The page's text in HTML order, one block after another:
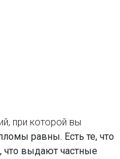
при которой вы
равны. Есть те, что
что выдают частные